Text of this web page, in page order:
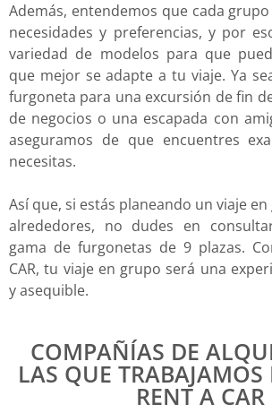
Además, entendemos que cada
necesidades y preferencias, y por
variedad de modelos para que
que mejor se adapte a tu viaje. Ya
furgoneta para una excursión de fin
de negocios o una escapada con
aseguramos de que encuentres
necesitas.
Así que, si estás planeando un viaje
alrededores, no dudes en
gama de furgonetas de 9 plazas.
CAR, tu viaje en grupo será una
y asequible.
COMPAÑÍAS DE
LAS QUE
RENT A CAR